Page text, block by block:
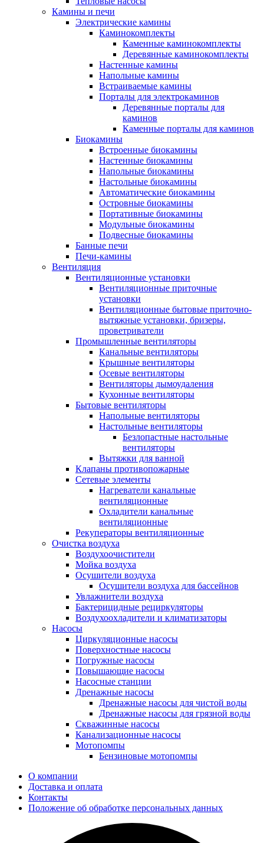
Камины и печи
Электрические камины
Каминокомплекты
Каменные каминокомплекты
Деревянные каминокомплекты
Настенные камины
Напольные камины
Встраиваемые камины
Порталы для электрокаминов
Деревянные порталы для
каминов
Каменные порталы для каминов
Биокамины
Встроенные биокамины
Настенные биокамины
Напольные биокамины
Настольные биокамины
Автоматические биокамины
Островные биокамины
Портативные биокамины
Модульные биокамины
Подвесные биокамины
Банные печи
Печи-камины
Вентиляция
Вентиляционные установки
Вентиляционные приточные
установки
Вентиляционные бытовые приточно-
вытяжные установки, бризеры,
проветриватели
Промышленные вентиляторы
Канальные вентиляторы
Крышные вентиляторы
Осевые вентиляторы
Вентиляторы дымоудаления
Кухонные вентиляторы
Бытовые вентиляторы
Напольные вентиляторы
Настольные вентиляторы
Безлопастные настольные
вентиляторы
Вытяжки для ванной
Клапаны противопожарные
Сетевые элементы
Нагреватели канальные
вентиляционные
Охладители канальные
вентиляционные
Рекуператоры вентиляционные
Очистка воздуха
Воздухоочистители
Мойка воздуха
Осушители воздуха
Осушители воздуха для бассейнов
Увлажнители воздуха
Бактерицидные рециркуляторы
Воздухоохладители и климатизаторы
Насосы
Циркуляционные насосы
Поверхностные насосы
Погружные насосы
Повышающие насосы
Насосные станции
Дренажные насосы
Дренажные насосы для чистой воды
Дренажные насосы для грязной воды
Скважинные насосы
Канализационные насосы
Мотопомпы
Бензиновые мотопомпы
О компании
Доставка и оплата
Контакты
Положение об обработке персональных данных